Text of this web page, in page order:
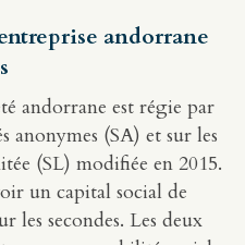
andorrane
andorrane est régie par
anonymes (SA) et sur les
(SL) modifiée en 2015.
un capital social de
les secondes. Les deux